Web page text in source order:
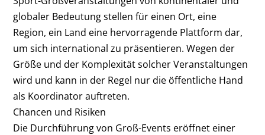
globaler Bedeutung stellen für einen Ort, eine
Region, ein Land eine hervorragende Plattform dar,
um sich international zu präsentieren. Wegen der
Größe und der Komplexität solcher Veranstaltungen
wird und kann in der Regel nur die öffentliche Hand
als Koordinator auftreten.
Chancen und Risiken
Die Durchführung von Groß-Events eröffnet einer